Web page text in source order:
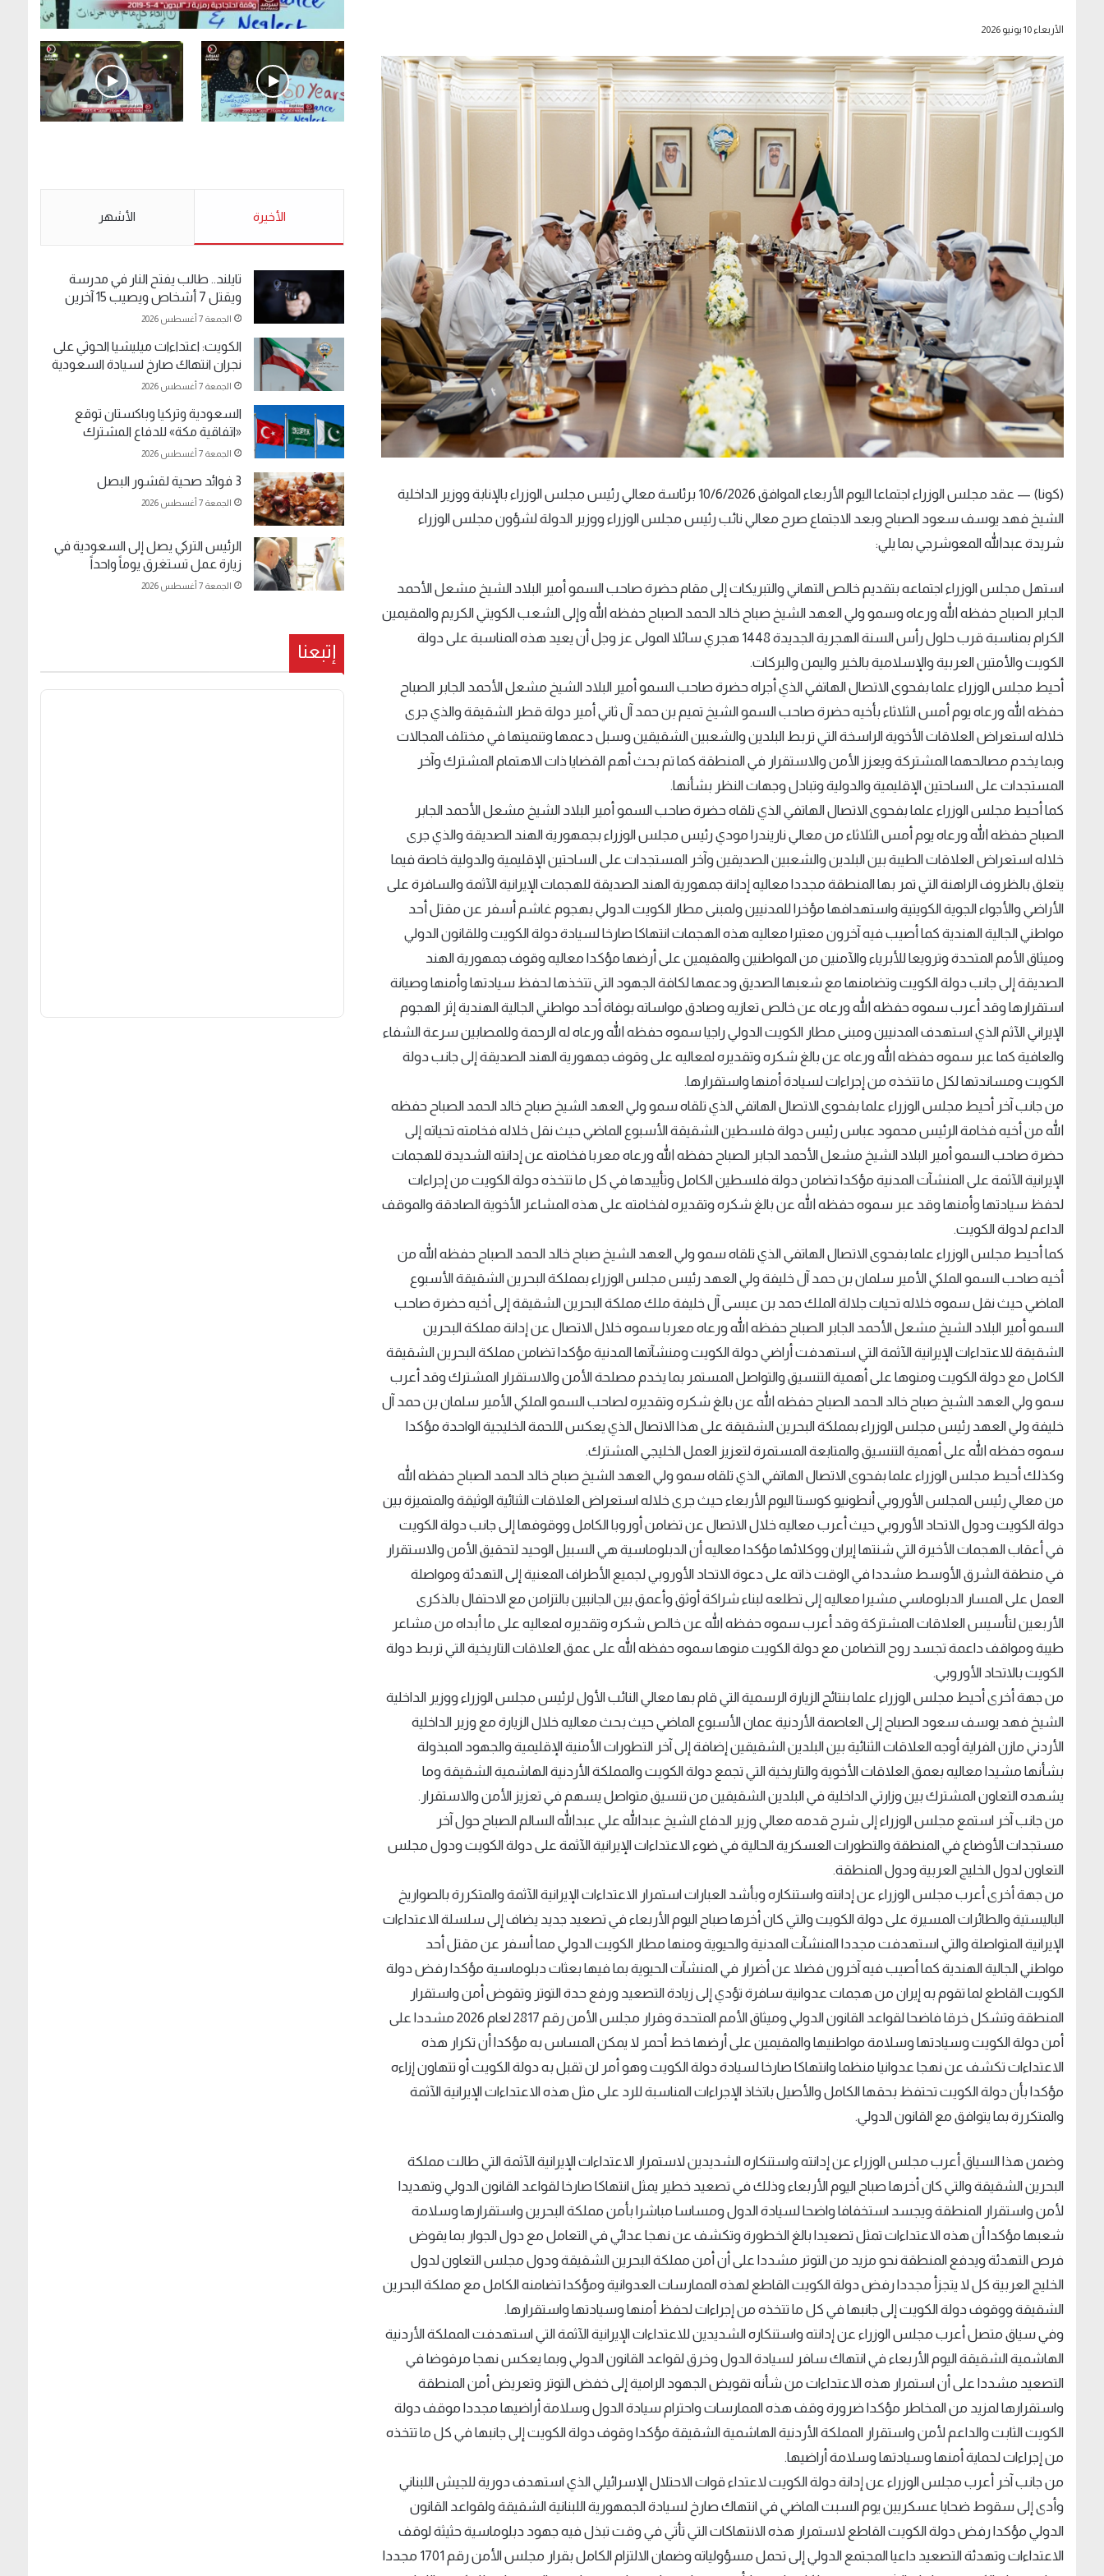
الأربعاء 10 يونيو 2026
(كونا) — عقد مجلس الوزراء اجتماعا اليوم الأربعاء الموافق 10/6/2026 برئاسة معالي رئيس مجلس الوزراء بالإنابة ووزير الداخلية
الشيخ فهد يوسف سعود الصباح وبعد الاجتماع صرح معالي نائب رئيس مجلس الوزراء ووزير الدولة لشؤون مجلس الوزراء
شريدة عبدالله المعوشرجي بما يلي:
استهل مجلس الوزراء اجتماعه بتقديم خالص التهاني والتبريكات إلى مقام حضرة صاحب السمو أمير البلاد الشيخ مشعل الأحمد
الجابر الصباح حفظه الله ورعاه وسمو ولي العهد الشيخ صباح خالد الحمد الصباح حفظه الله وإلى الشعب الكويتي الكريم والمقيمين
الكرام بمناسبة قرب حلول رأس السنة الهجرية الجديدة 1448 هجري سائلا المولى عز وجل أن يعيد هذه المناسبة على دولة
الكويت والأمتين العربية والإسلامية بالخير واليمن والبركات.
أحيط مجلس الوزراء علما بفحوى الاتصال الهاتفي الذي أجراه حضرة صاحب السمو أمير البلاد الشيخ مشعل الأحمد الجابر الصباح
حفظه الله ورعاه يوم أمس الثلاثاء بأخيه حضرة صاحب السمو الشيخ تميم بن حمد آل ثاني أمير دولة قطر الشقيقة والذي جرى
خلاله استعراض العلاقات الأخوية الراسخة التي تربط البلدين والشعبين الشقيقين وسبل دعمها وتنميتها في مختلف المجالات
وبما يخدم مصالحهما المشتركة ويعزز الأمن والاستقرار في المنطقة كما تم بحث أهم القضايا ذات الاهتمام المشترك وآخر
المستجدات على الساحتين الإقليمية والدولية وتبادل وجهات النظر بشأنها.
كما أحيط مجلس الوزراء علما بفحوى الاتصال الهاتفي الذي تلقاه حضرة صاحب السمو أمير البلاد الشيخ مشعل الأحمد الجابر
الصباح حفظه الله ورعاه يوم أمس الثلاثاء من معالي ناريندرا مودي رئيس مجلس الوزراء بجمهورية الهند الصديقة والذي جرى
خلاله استعراض العلاقات الطيبة بين البلدين والشعبين الصديقين وآخر المستجدات على الساحتين الإقليمية والدولية خاصة فيما
يتعلق بالظروف الراهنة التي تمر بها المنطقة مجددا معاليه إدانة جمهورية الهند الصديقة للهجمات الإيرانية الآثمة والسافرة على
الأراضي والأجواء الجوية الكويتية واستهدافها مؤخرا للمدنيين ولمبنى مطار الكويت الدولي بهجوم غاشم أسفر عن مقتل أحد
مواطني الجالية الهندية كما أصيب فيه آخرون معتبرا معاليه هذه الهجمات انتهاكا صارخا لسيادة دولة الكويت وللقانون الدولي
وميثاق الأمم المتحدة وترويعا للأبرياء والآمنين من المواطنين والمقيمين على أرضها مؤكدا معاليه وقوف جمهورية الهند
الصديقة إلى جانب دولة الكويت وتضامنها مع شعبها الصديق ودعمها لكافة الجهود التي تتخذها لحفظ سيادتها وأمنها وصيانة
استقرارها وقد أعرب سموه حفظه الله ورعاه عن خالص تعازيه وصادق مواساته بوفاة أحد مواطني الجالية الهندية إثر الهجوم
الإيراني الآثم الذي استهدف المدنيين ومبنى مطار الكويت الدولي راجيا سموه حفظه الله ورعاه له الرحمة وللمصابين سرعة الشفاء
والعافية كما عبر سموه حفظه الله ورعاه عن بالغ شكره وتقديره لمعاليه على وقوف جمهورية الهند الصديقة إلى جانب دولة
الكويت ومساندتها لكل ما تتخذه من إجراءات لسيادة أمنها واستقرارها.
من جانب آخر أحيط مجلس الوزراء علما بفحوى الاتصال الهاتفي الذي تلقاه سمو ولي العهد الشيخ صباح خالد الحمد الصباح حفظه
الله من أخيه فخامة الرئيس محمود عباس رئيس دولة فلسطين الشقيقة الأسبوع الماضي حيث نقل خلاله فخامته تحياته إلى
حضرة صاحب السمو أمير البلاد الشيخ مشعل الأحمد الجابر الصباح حفظه الله ورعاه معربا فخامته عن إدانته الشديدة للهجمات
الإيرانية الآثمة على المنشآت المدنية مؤكدا تضامن دولة فلسطين الكامل وتأييدها في كل ما تتخذه دولة الكويت من إجراءات
لحفظ سيادتها وأمنها وقد عبر سموه حفظه الله عن بالغ شكره وتقديره لفخامته على هذه المشاعر الأخوية الصادقة والموقف
الداعم لدولة الكويت.
كما أحيط مجلس الوزراء علما بفحوى الاتصال الهاتفي الذي تلقاه سمو ولي العهد الشيخ صباح خالد الحمد الصباح حفظه الله من
أخيه صاحب السمو الملكي الأمير سلمان بن حمد آل خليفة ولي العهد رئيس مجلس الوزراء بمملكة البحرين الشقيقة الأسبوع
الماضي حيث نقل سموه خلاله تحيات جلالة الملك حمد بن عيسى آل خليفة ملك مملكة البحرين الشقيقة إلى أخيه حضرة صاحب
السمو أمير البلاد الشيخ مشعل الأحمد الجابر الصباح حفظه الله ورعاه معربا سموه خلال الاتصال عن إدانة مملكة البحرين
الشقيقة للاعتداءات الإيرانية الآثمة التي استهدفت أراضي دولة الكويت ومنشآتها المدنية مؤكدا تضامن مملكة البحرين الشقيقة
الكامل مع دولة الكويت ومنوها على أهمية التنسيق والتواصل المستمر بما يخدم مصلحة الأمن والاستقرار المشترك وقد أعرب
سمو ولي العهد الشيخ صباح خالد الحمد الصباح حفظه الله عن بالغ شكره وتقديره لصاحب السمو الملكي الأمير سلمان بن حمد آل
خليفة ولي العهد رئيس مجلس الوزراء بمملكة البحرين الشقيقة على هذا الاتصال الذي يعكس اللحمة الخليجية الواحدة مؤكدا
سموه حفظه الله على أهمية التنسيق والمتابعة المستمرة لتعزيز العمل الخليجي المشترك.
وكذلك أحيط مجلس الوزراء علما بفحوى الاتصال الهاتفي الذي تلقاه سمو ولي العهد الشيخ صباح خالد الحمد الصباح حفظه الله
من معالي رئيس المجلس الأوروبي أنطونيو كوستا اليوم الأربعاء حيث جرى خلاله استعراض العلاقات الثنائية الوثيقة والمتميزة بين
دولة الكويت ودول الاتحاد الأوروبي حيث أعرب معاليه خلال الاتصال عن تضامن أوروبا الكامل ووقوفها إلى جانب دولة الكويت
في أعقاب الهجمات الأخيرة التي شنتها إيران ووكلائها مؤكدا معاليه أن الدبلوماسية هي السبيل الوحيد لتحقيق الأمن والاستقرار
في منطقة الشرق الأوسط مشددا في الوقت ذاته على دعوة الاتحاد الأوروبي لجميع الأطراف المعنية إلى التهدئة ومواصلة
العمل على المسار الدبلوماسي مشيرا معاليه إلى تطلعه لبناء شراكة أوثق وأعمق بين الجانبين بالتزامن مع الاحتفال بالذكرى
الأربعين لتأسيس العلاقات المشتركة وقد أعرب سموه حفظه الله عن خالص شكره وتقديره لمعاليه على ما أبداه من مشاعر
طيبة ومواقف داعمة تجسد روح التضامن مع دولة الكويت منوها سموه حفظه الله على عمق العلاقات التاريخية التي تربط دولة
الكويت بالاتحاد الأوروبي.
من جهة أخرى أحيط مجلس الوزراء علما بنتائج الزيارة الرسمية التي قام بها معالي النائب الأول لرئيس مجلس الوزراء ووزير الداخلية
الشيخ فهد يوسف سعود الصباح إلى العاصمة الأردنية عمان الأسبوع الماضي حيث بحث معاليه خلال الزيارة مع وزير الداخلية
الأردني مازن الفراية أوجه العلاقات الثنائية بين البلدين الشقيقين إضافة إلى آخر التطورات الأمنية الإقليمية والجهود المبذولة
بشأنها مشيدا معاليه بعمق العلاقات الأخوية والتاريخية التي تجمع دولة الكويت والمملكة الأردنية الهاشمية الشقيقة وما
يشهده التعاون المشترك بين وزارتي الداخلية في البلدين الشقيقين من تنسيق متواصل يسهم في تعزيز الأمن والاستقرار.
من جانب آخر استمع مجلس الوزراء إلى شرح قدمه معالي وزير الدفاع الشيخ عبدالله علي عبدالله السالم الصباح حول آخر
مستجدات الأوضاع في المنطقة والتطورات العسكرية الحالية في ضوء الاعتداءات الإيرانية الآثمة على دولة الكويت ودول مجلس
التعاون لدول الخليج العربية ودول المنطقة.
من جهة أخرى أعرب مجلس الوزراء عن إدانته واستنكاره وبأشد العبارات استمرار الاعتداءات الإيرانية الآثمة والمتكررة بالصواريخ
الباليستية والطائرات المسيرة على دولة الكويت والتي كان أخرها صباح اليوم الأربعاء في تصعيد جديد يضاف إلى سلسلة الاعتداءات
الإيرانية المتواصلة والتي استهدفت مجددا المنشآت المدنية والحيوية ومنها مطار الكويت الدولي مما أسفر عن مقتل أحد
مواطني الجالية الهندية كما أصيب فيه آخرون فضلا عن أضرار في المنشآت الحيوية بما فيها بعثات دبلوماسية مؤكدا رفض دولة
الكويت القاطع لما تقوم به إيران من هجمات عدوانية سافرة تؤدي إلى زيادة التصعيد ورفع حدة التوتر وتقوض أمن واستقرار
المنطقة وتشكل خرقا فاضحا لقواعد القانون الدولي وميثاق الأمم المتحدة وقرار مجلس الأمن رقم 2817 لعام 2026 مشددا على
أمن دولة الكويت وسيادتها وسلامة مواطنيها والمقيمين على أرضها خط أحمر لا يمكن المساس به مؤكدا أن تكرار هذه
الاعتداءات تكشف عن نهجا عدوانيا منظما وانتهاكا صارخا لسيادة دولة الكويت وهو أمر لن تقبل به دولة الكويت أو تتهاون إزاءه
مؤكدا بأن دولة الكويت تحتفظ بحقها الكامل والأصيل باتخاذ الإجراءات المناسبة للرد على مثل هذه الاعتداءات الإيرانية الآثمة
والمتكررة بما يتوافق مع القانون الدولي.
وضمن هذا السياق أعرب مجلس الوزراء عن إدانته واستنكاره الشديدين لاستمرار الاعتداءات الإيرانية الآثمة التي طالت مملكة
البحرين الشقيقة والتي كان أخرها صباح اليوم الأربعاء وذلك في تصعيد خطير يمثل انتهاكا صارخا لقواعد القانون الدولي وتهديدا
لأمن واستقرار المنطقة ويجسد استخفافا واضحا لسيادة الدول ومساسا مباشرا بأمن مملكة البحرين واستقرارها وسلامة
شعبها مؤكدا أن هذه الاعتداءات تمثل تصعيدا بالغ الخطورة وتكشف عن نهجا عدائي في التعامل مع دول الجوار بما يقوض
فرص التهدئة ويدفع المنطقة نحو مزيد من التوتر مشددا على أن أمن مملكة البحرين الشقيقة ودول مجلس التعاون لدول
الخليج العربية كل لا يتجزأ مجددا رفض دولة الكويت القاطع لهذه الممارسات العدوانية ومؤكدا تضامنه الكامل مع مملكة البحرين
الشقيقة ووقوف دولة الكويت إلى جانبها في كل ما تتخذه من إجراءات لحفظ أمنها وسيادتها واستقرارها.
وفي سياق متصل أعرب مجلس الوزراء عن إدانته واستنكاره الشديدين للاعتداءات الإيرانية الآثمة التي استهدفت المملكة الأردنية
الهاشمية الشقيقة اليوم الأربعاء في انتهاك سافر لسيادة الدول وخرق لقواعد القانون الدولي وبما يعكس نهجا مرفوضا في
التصعيد مشددا على أن استمرار هذه الاعتداءات من شأنه تقويض الجهود الرامية إلى خفض التوتر وتعريض أمن المنطقة
واستقرارها لمزيد من المخاطر مؤكدا ضرورة وقف هذه الممارسات واحترام سيادة الدول وسلامة أراضيها مجددا موقف دولة
الكويت الثابت والداعم لأمن واستقرار المملكة الأردنية الهاشمية الشقيقة مؤكدا وقوف دولة الكويت إلى جانبها في كل ما تتخذه
من إجراءات لحماية أمنها وسيادتها وسلامة أراضيها.
من جانب آخر أعرب مجلس الوزراء عن إدانة دولة الكويت لاعتداء قوات الاحتلال الإسرائيلي الذي استهدف دورية للجيش اللبناني
وأدى إلى سقوط ضحايا عسكريين يوم السبت الماضي في انتهاك صارخ لسيادة الجمهورية اللبنانية الشقيقة ولقواعد القانون
الدولي مؤكدا رفض دولة الكويت القاطع لاستمرار هذه الانتهاكات التي تأتي في وقت تبذل فيه جهود دبلوماسية حثيثة لوقف
الاعتداءات وتهدئة التصعيد داعيا المجتمع الدولي إلى تحمل مسؤولياته وضمان الالتزام الكامل بقرار مجلس الأمن رقم 1701 مجددا
.وقفة احتجاجية رمزية لـ”#البدون” في ساحة الإرادة
الأحد 5 مايو 2019
مخدرات يعني ولا خمر؟!.
الأخيرة الأشهر
تايلند.. طالب يفتح النار في مدرسة
ويقتل 7 أشخاص ويصيب 15 آخرين
الجمعة 7 أغسطس 2026
الكويت: اعتداءات ميليشيا الحوثي على
نجران انتهاك صارخ لسيادة السعودية
الجمعة 7 أغسطس 2026
السعودية وتركيا وباكستان توقع
«اتفاقية مكة» للدفاع المشترك
الجمعة 7 أغسطس 2026
3 فوائد صحية لقشور البصل
الجمعة 7 أغسطس 2026
الرئيس التركي يصل إلى السعودية في
زيارة عمل تستغرق يوماً واحداً
الجمعة 7 أغسطس 2026
إتبعنا